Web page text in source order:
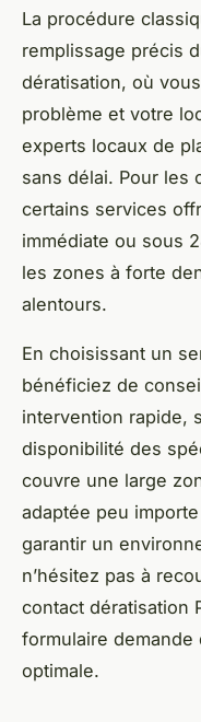
La procédure
remplissage précis
dératisation, où
problème et votre
experts locaux de
sans délai. Pour les
certains services
immédiate ou sous
les zones à forte
alentours.
En choisissant un
bénéficiez de
intervention rapide,
disponibilité des
couvre une large
adaptée peu
garantir un
n’hésitez pas à
contact dératisation
formulaire
optimale.